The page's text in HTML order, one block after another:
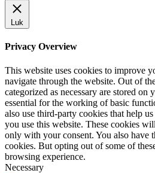
Luk
Privacy Overview
This website uses cookies to improve
navigate through the website. Out of
categorized as necessary are stored on
essential for the working of basic
also use third-party cookies that help
you use this website. These cookies
only with your consent. You also have
cookies. But opting out of some of
browsing experience.
Necessary